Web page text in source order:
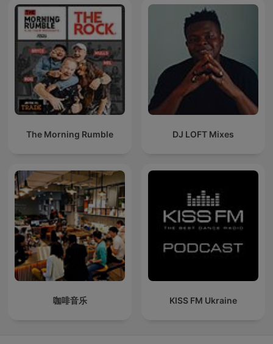
The Morning Rumble DJ LOFT Mixes
咖啡音乐 KISS FM Ukraine